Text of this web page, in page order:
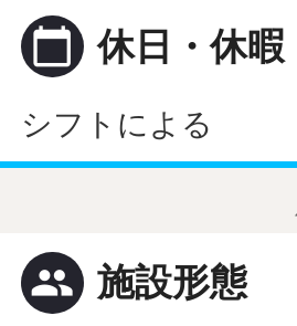
calendar_today 休日・休暇
シフトによる
people 施設形態